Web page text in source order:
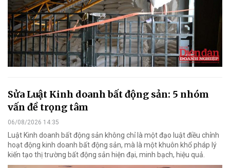
Sửa Luật Kinh doanh bất động sản: 5 nhóm
vấn đề trọng tâm
06/08/2026 14:35
Luật Kinh doanh bất động sản không chỉ là một đạo luật điều chỉnh
hoạt động kinh doanh bất động sản, mà là một khuôn khổ pháp lý
kiến tạo thị trường bất động sản hiện đại, minh bạch, hiệu quả.